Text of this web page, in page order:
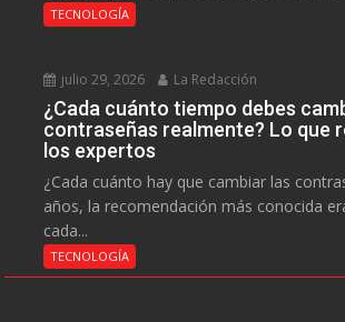
TECNOLOGÍA
julio 29, 2026 La Redacción
¿Cada cuánto tiempo debes
contraseñas realmente? Lo que
los expertos
¿Cada cuánto hay que cambiar las
años, la recomendación más conocida
cada...
TECNOLOGÍA